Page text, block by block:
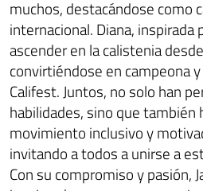
muchos, destacándose como
internacional. Diana, inspirada
ascender en la calistenia
convirtiéndose en campeona
Califest. Juntos, no solo han
habilidades, sino que también
movimiento inclusivo y
invitando a todos a unirse a
Con su compromiso y pasión,